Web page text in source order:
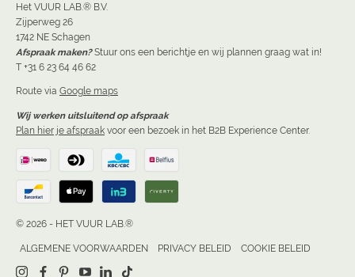
Het VUUR LAB.® B.V.
Zijperweg 26
1742 NE Schagen
Afspraak maken? Stuur ons een berichtje en wij plannen graag wat in!
T +31 6 23 64 46 62
Route via Google maps
Wij werken uitsluitend op afspraak
Plan hier je afspraak voor een bezoek in het B2B Experience Center.
© 2026 - HET VUUR LAB.®
ALGEMENE VOORWAARDEN PRIVACY BELEID COOKIE BELEID